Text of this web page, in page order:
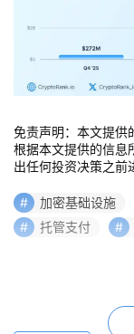
加密货币并购增
这一波并购热潮出
位，多家行业头部
明反差，清晰展现
企业转而收购支
间自主搭建的行
免责声明：本文提供
根据本文提供的信息
出任何投资决策之前
加密基础设施
托管支付